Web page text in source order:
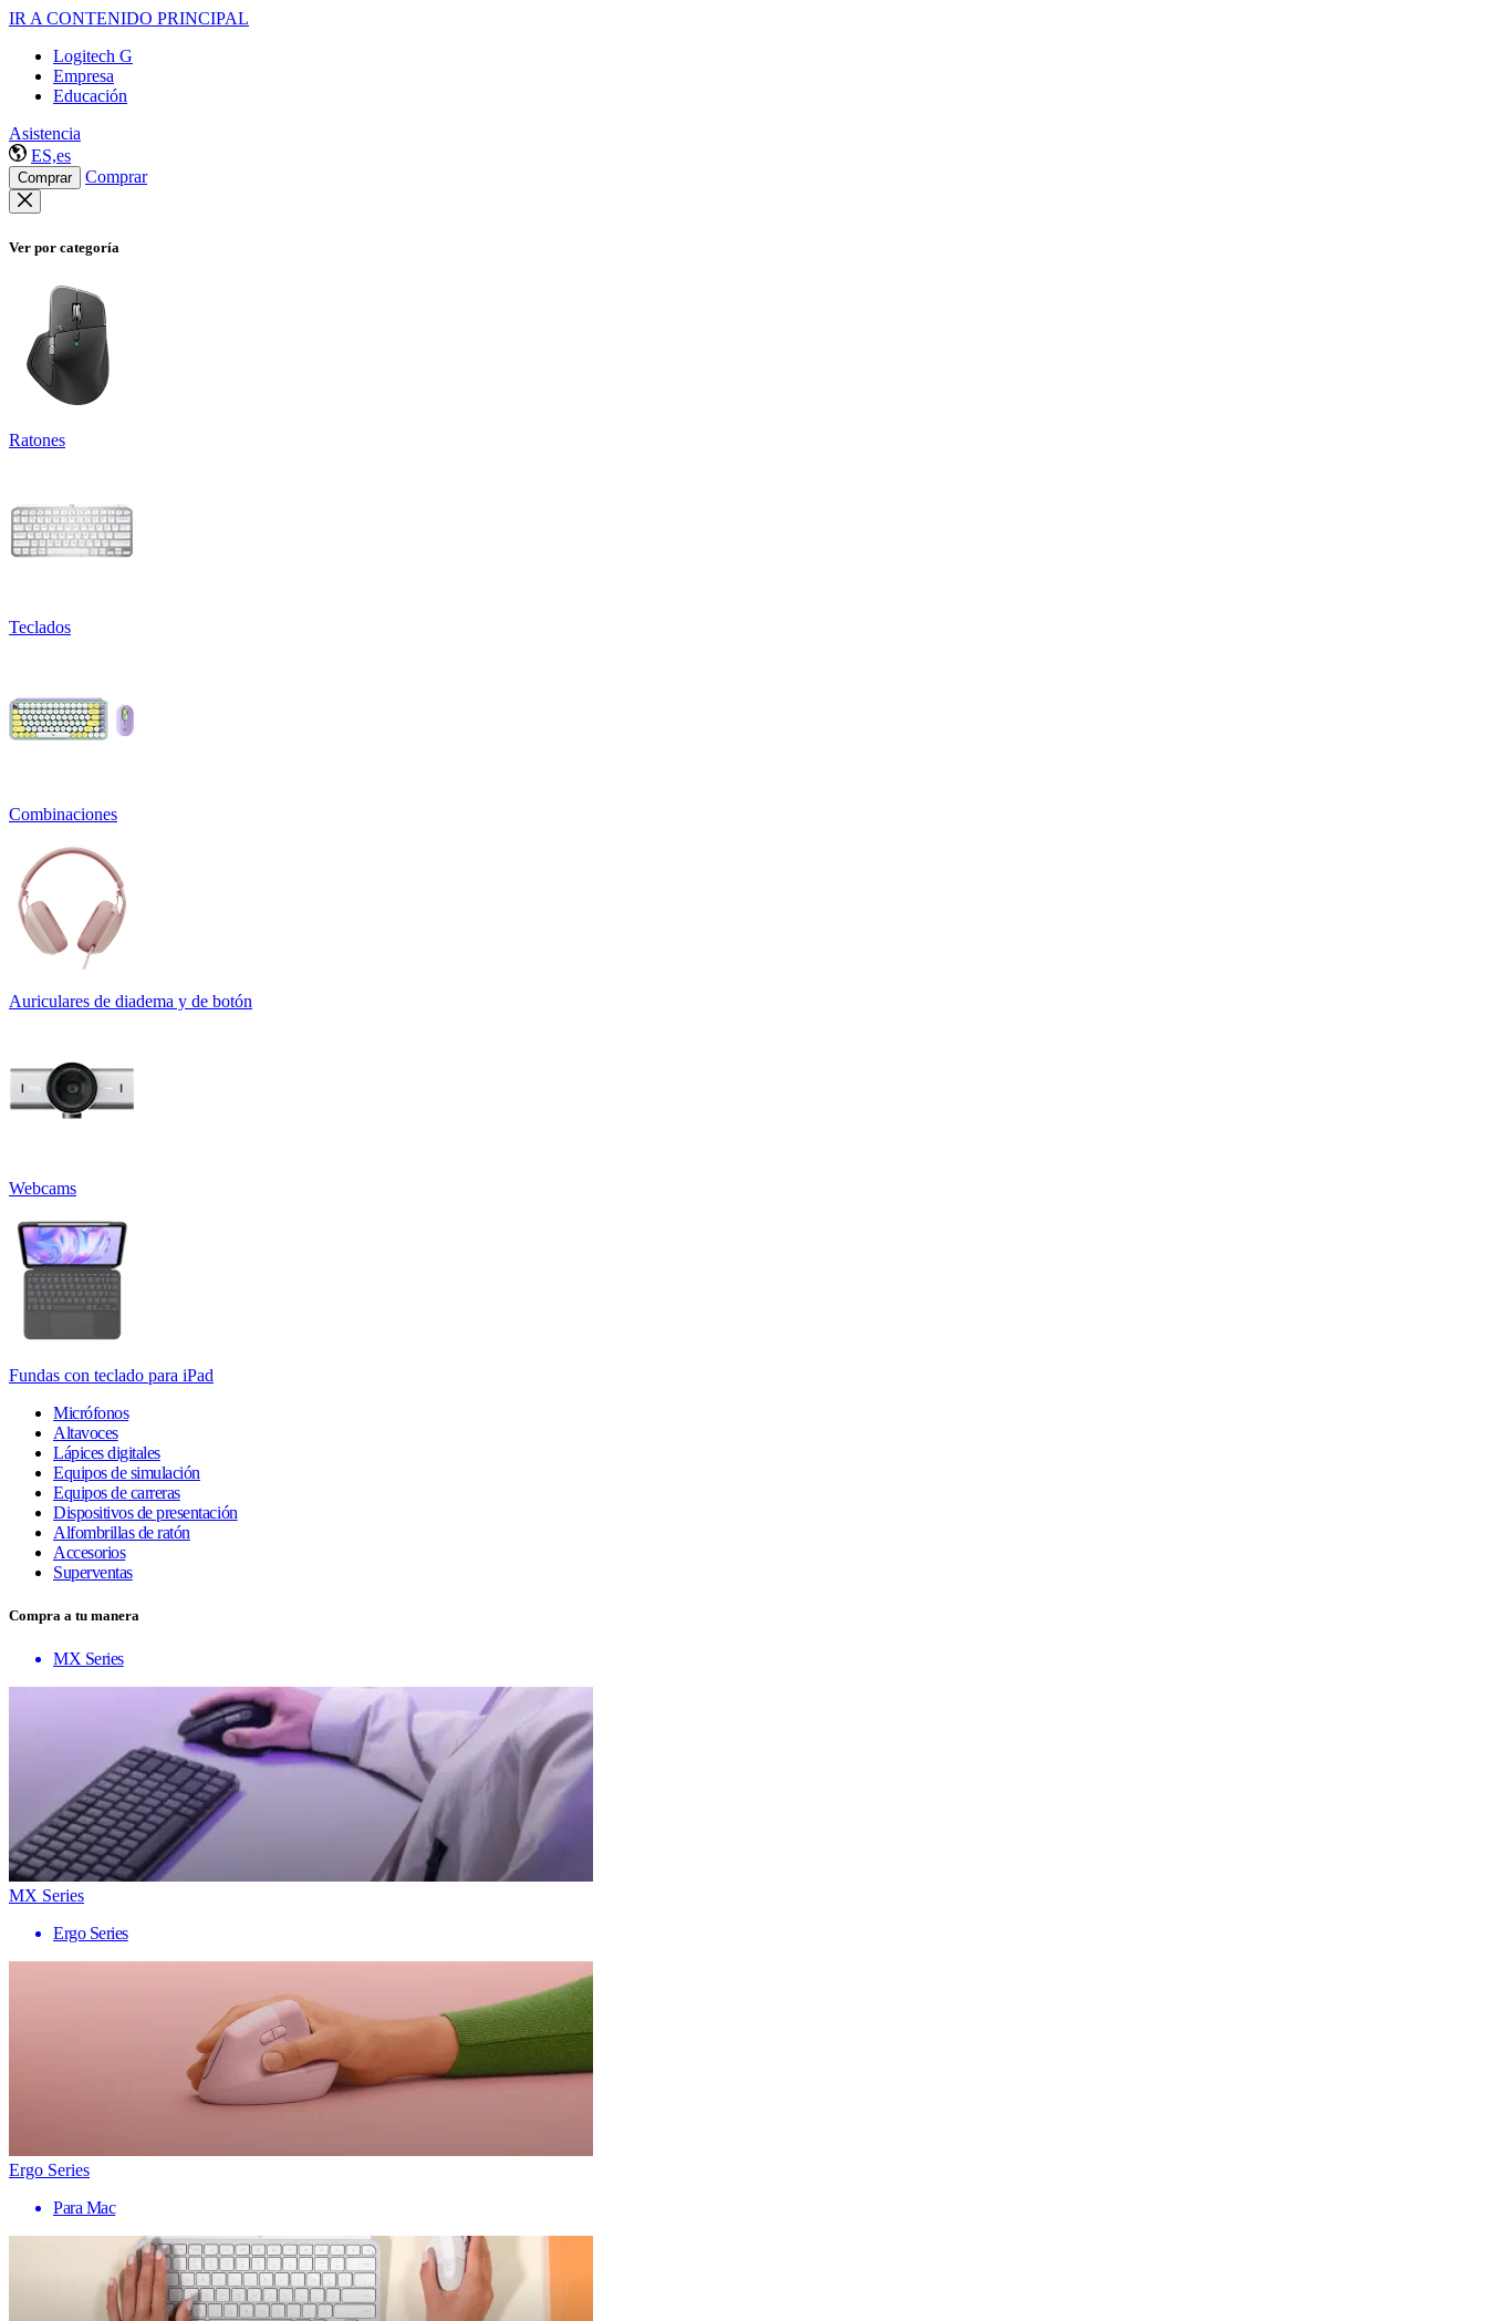
IR A CONTENIDO PRINCIPAL
Logitech G
Empresa
Educación
Asistencia
ES,es
Comprar Comprar
Ver por categoría
Ratones
Teclados
Combinaciones
Auriculares de diadema y de botón
Webcams
Fundas con teclado para iPad
Micrófonos
Altavoces
Lápices digitales
Equipos de simulación
Equipos de carreras
Dispositivos de presentación
Alfombrillas de ratón
Accesorios
Superventas
Compra a tu manera
MX Series
MX Series
Ergo Series
Ergo Series
Para Mac